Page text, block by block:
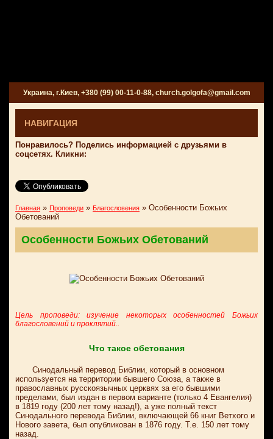
Украина, г.Киев, +380 (99) 00-11-0-88, church.golgofa@gmail.com
НАВИГАЦИЯ
Понравилось? Поделись информацией с друзьями в
соцсетях. Кликни:
Главная » Проповеди » Благословения » Особенности Божьих
Обетований
Особенности Божьих Обетований
Цель проповеди: изучение некоторых особенностей Божьих
благословений и проклятий..
Что такое обетования
Синодальный перевод Библии, который в основном
используется на территории бывшего Союза, а также в
православных русскоязычных церквях за его бывшими
пределами, был издан в первом варианте (только 4 Евангелия)
в 1819 году (200 лет тому назад!), а уже полный текст
Синодального перевода Библии, включающей 66 книг Ветхого и
Нового завета, был опубликован в 1876 году. Т.е. 150 лет тому
назад.